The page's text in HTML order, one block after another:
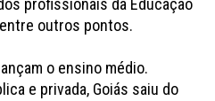
profissionais da Educação
outros pontos.
o ensino médio.
e privada, Goiás saiu do